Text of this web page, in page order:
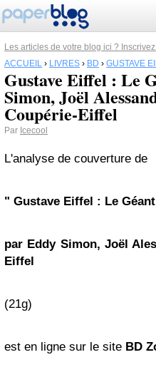
Les articles de votre blog ici ?
ACCUEIL › LIVRES › BD › GUSTAVE
Gustave Eiffel : Le
Simon, Joël
Coupérie-Eiffel
Par Icecool
L'analyse de couverture de
" Gustave Eiffel : Le
par Eddy Simon, Joël
Eiffel
(21g)
est en ligne sur le site BD